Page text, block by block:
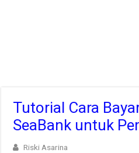
Tutorial Cara
SeaBank untuk
Riski Asarina